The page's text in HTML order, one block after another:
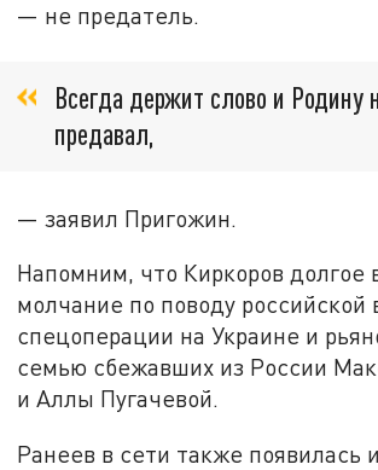
— не предатель.
Всегда держит слово и Родину
предавал,
— заявил Пригожин.
Напомним, что Киркоров долгое
молчание по поводу российской
спецоперации на Украине и
семью сбежавших из России
и Аллы Пугачевой.
Ранеев в сети также появилась